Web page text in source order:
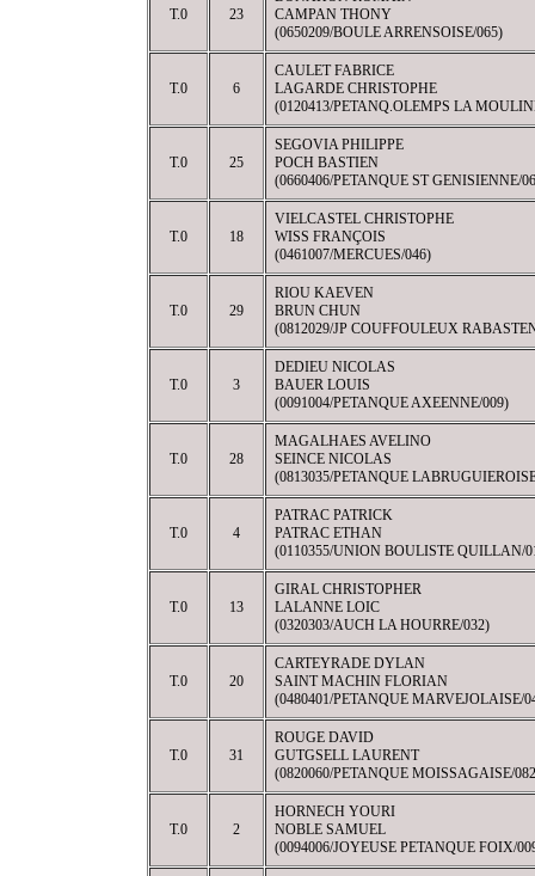
T.0 23
CAMPAN THONY
(0650209/BOULE ARRENSOISE/065)
T.0 6
CAULET FABRICE
LAGARDE CHRISTOPHE
(0120413/PETANQ.OLEMPS LA
T.0 25
SEGOVIA PHILIPPE
POCH BASTIEN
(0660406/PETANQUE ST GENISIENNE/
T.0 18
VIELCASTEL CHRISTOPHE
WISS FRANÇOIS
(0461007/MERCUES/046)
T.0 29
RIOU KAEVEN
BRUN CHUN
(0812029/JP COUFFOULEUX
T.0 3
DEDIEU NICOLAS
BAUER LOUIS
(0091004/PETANQUE AXEENNE/009)
T.0 28
MAGALHAES AVELINO
SEINCE NICOLAS
(0813035/PETANQUE
T.0 4
PATRAC PATRICK
PATRAC ETHAN
(0110355/UNION BOULISTE QUILLAN/
T.0 13
GIRAL CHRISTOPHER
LALANNE LOIC
(0320303/AUCH LA HOURRE/032)
T.0 20
CARTEYRADE DYLAN
SAINT MACHIN FLORIAN
(0480401/PETANQUE MARVEJOLAISE/
T.0 31
ROUGE DAVID
GUTGSELL LAURENT
(0820060/PETANQUE MOISSAGAISE/
T.0 2
HORNECH YOURI
NOBLE SAMUEL
(0094006/JOYEUSE PETANQUE FOIX/